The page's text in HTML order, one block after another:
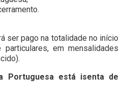
ser pago na totalidade no início
em mensalidades
Portuguesa está isenta de